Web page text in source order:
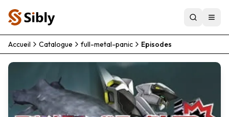
Accueil Catalogue full-metal-panic Episodes